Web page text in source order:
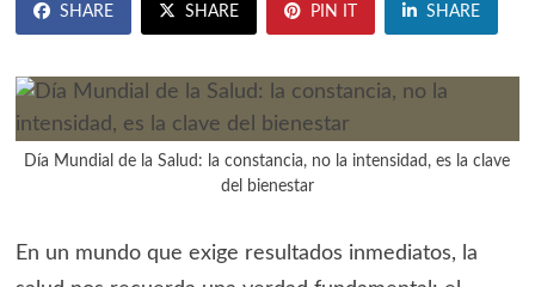
SHARE SHARE PIN IT SHARE
Día Mundial de la Salud: la constancia, no la intensidad, es la clave
del bienestar
En un mundo que exige resultados inmediatos, la